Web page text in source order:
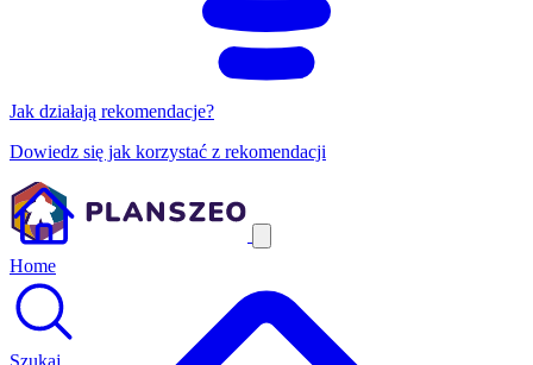
Jak działają rekomendacje?
Dowiedz się jak korzystać z rekomendacji
Home
Szukaj